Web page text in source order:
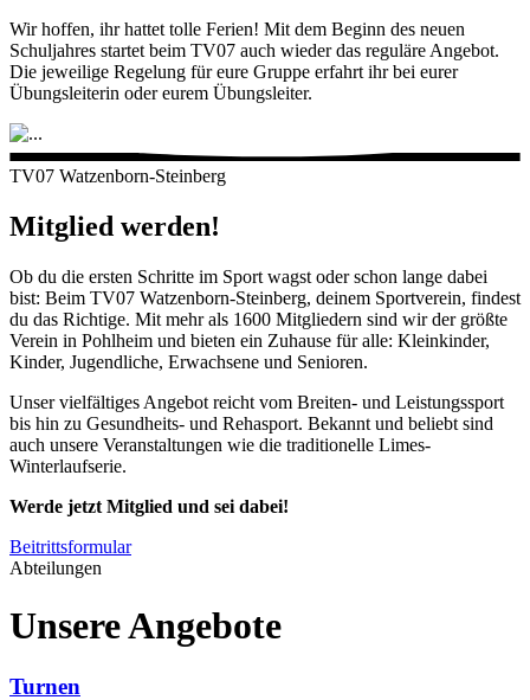
Wir hoffen, ihr hattet tolle Ferien! Mit dem Beginn des neuen
Schuljahres startet beim TV07 auch wieder das reguläre Angebot.
Die jeweilige Regelung für eure Gruppe erfahrt ihr bei eurer
Übungsleiterin oder eurem Übungsleiter.
TV07 Watzenborn-Steinberg
Mitglied werden!
Ob du die ersten Schritte im Sport wagst oder schon lange dabei
bist: Beim TV07 Watzenborn-Steinberg, deinem Sportverein, findest
du das Richtige. Mit mehr als 1600 Mitgliedern sind wir der größte
Verein in Pohlheim und bieten ein Zuhause für alle: Kleinkinder,
Kinder, Jugendliche, Erwachsene und Senioren.
Unser vielfältiges Angebot reicht vom Breiten- und Leistungssport
bis hin zu Gesundheits- und Rehasport. Bekannt und beliebt sind
auch unsere Veranstaltungen wie die traditionelle Limes-
Winterlaufserie.
Werde jetzt Mitglied und sei dabei!
Beitrittsformular
Abteilungen
Unsere Angebote
Turnen